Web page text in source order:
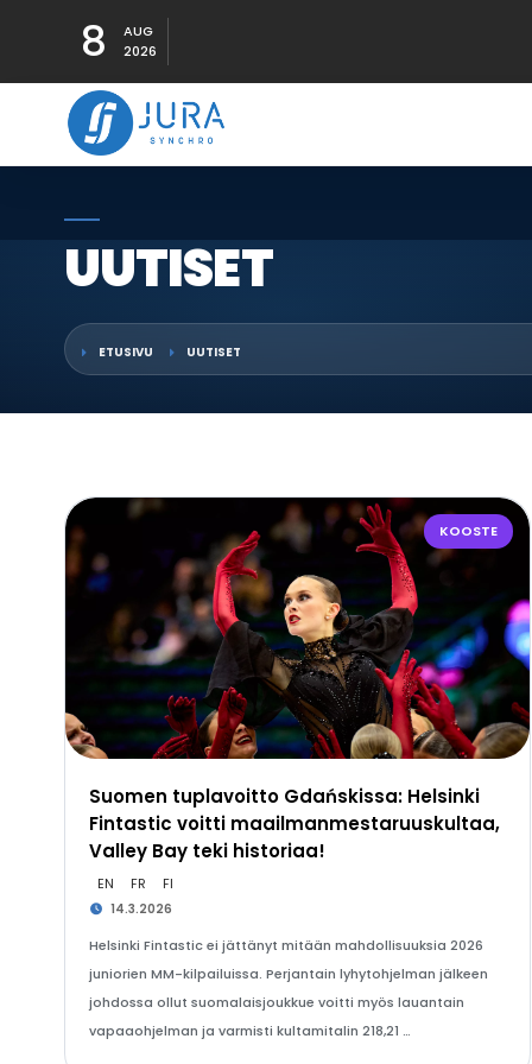
8
AUG
2026
UUTISET
ETUSIVU UUTISET
KOOSTE
Suomen tuplavoitto Gdańskissa: Helsinki
Fintastic voitti maailmanmestaruuskultaa,
Valley Bay teki historiaa!
EN FR FI
14.3.2026
Helsinki Fintastic ei jättänyt mitään mahdollisuuksia 2026
juniorien MM-kilpailuissa. Perjantain lyhytohjelman jälkeen
johdossa ollut suomalaisjoukkue voitti myös lauantain
vapaaohjelman ja varmisti kultamitalin 218,21 …